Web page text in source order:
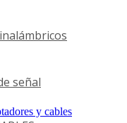
señal
y cables